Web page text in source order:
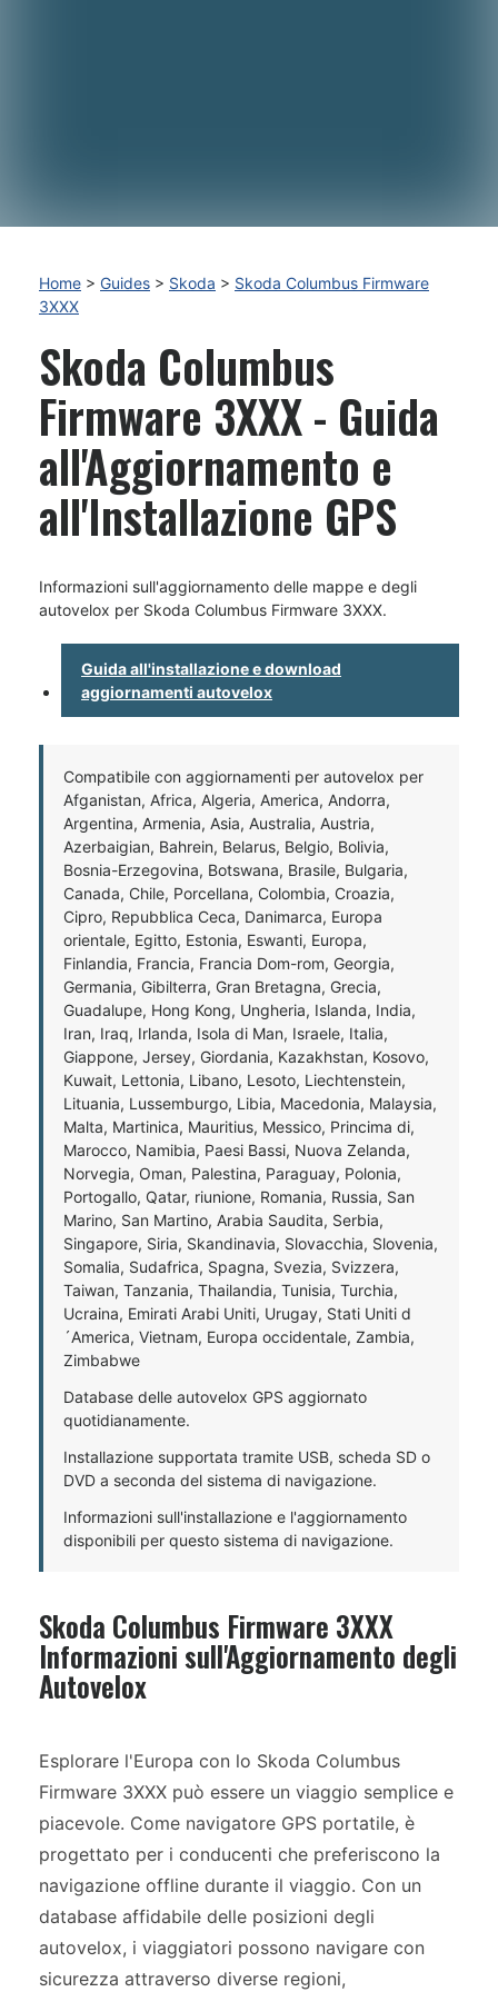
Home > Guides > Skoda > Skoda Columbus Firmware
3XXX
Skoda Columbus
Firmware 3XXX - Guida
all'Aggiornamento e
all'Installazione GPS
Informazioni sull'aggiornamento delle mappe e degli
autovelox per Skoda Columbus Firmware 3XXX.
Guida all'installazione e download
aggiornamenti autovelox
Compatibile con aggiornamenti per autovelox per
Afganistan, Africa, Algeria, America, Andorra,
Argentina, Armenia, Asia, Australia, Austria,
Azerbaigian, Bahrein, Belarus, Belgio, Bolivia,
Bosnia-Erzegovina, Botswana, Brasile, Bulgaria,
Canada, Chile, Porcellana, Colombia, Croazia,
Cipro, Repubblica Ceca, Danimarca, Europa
orientale, Egitto, Estonia, Eswanti, Europa,
Finlandia, Francia, Francia Dom-rom, Georgia,
Germania, Gibilterra, Gran Bretagna, Grecia,
Guadalupe, Hong Kong, Ungheria, Islanda, India,
Iran, Iraq, Irlanda, Isola di Man, Israele, Italia,
Giappone, Jersey, Giordania, Kazakhstan, Kosovo,
Kuwait, Lettonia, Libano, Lesoto, Liechtenstein,
Lituania, Lussemburgo, Libia, Macedonia, Malaysia,
Malta, Martinica, Mauritius, Messico, Princima di,
Marocco, Namibia, Paesi Bassi, Nuova Zelanda,
Norvegia, Oman, Palestina, Paraguay, Polonia,
Portogallo, Qatar, riunione, Romania, Russia, San
Marino, San Martino, Arabia Saudita, Serbia,
Singapore, Siria, Skandinavia, Slovacchia, Slovenia,
Somalia, Sudafrica, Spagna, Svezia, Svizzera,
Taiwan, Tanzania, Thailandia, Tunisia, Turchia,
Ucraina, Emirati Arabi Uniti, Urugay, Stati Uniti d
´America, Vietnam, Europa occidentale, Zambia,
Zimbabwe
Database delle autovelox GPS aggiornato
quotidianamente.
Installazione supportata tramite USB, scheda SD o
DVD a seconda del sistema di navigazione.
Informazioni sull'installazione e l'aggiornamento
disponibili per questo sistema di navigazione.
Skoda Columbus Firmware 3XXX
Informazioni sull'Aggiornamento degli
Autovelox
Esplorare l'Europa con lo Skoda Columbus
Firmware 3XXX può essere un viaggio semplice e
piacevole. Come navigatore GPS portatile, è
progettato per i conducenti che preferiscono la
navigazione offline durante il viaggio. Con un
database affidabile delle posizioni degli
autovelox, i viaggiatori possono navigare con
sicurezza attraverso diverse regioni,